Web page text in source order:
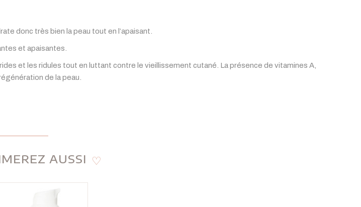
donc très bien la peau tout en l’apaisant.
et apaisantes.
et les ridules tout en luttant contre le vieillissement cutané. La présence de vitamines A,
de la peau.